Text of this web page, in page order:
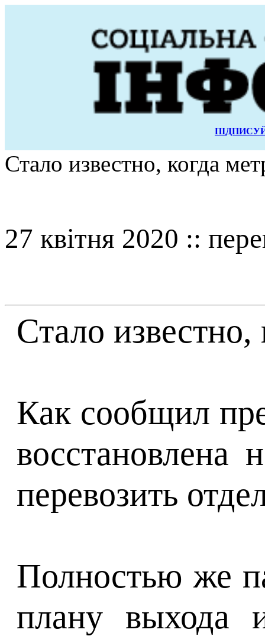
Стало известно, когда
27 квітня 2020 ::
Стало
Как сообщил
восстановлена
перевозить
Полностью же
плану выхода